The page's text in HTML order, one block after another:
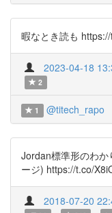
暇なとき読も
2023-04-18
2
1 @titech_rapo
Jordan標準形のわ
ージ) https://t.co/
2018-07-20